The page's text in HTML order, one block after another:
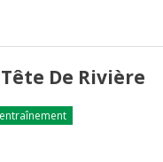
De Rivière